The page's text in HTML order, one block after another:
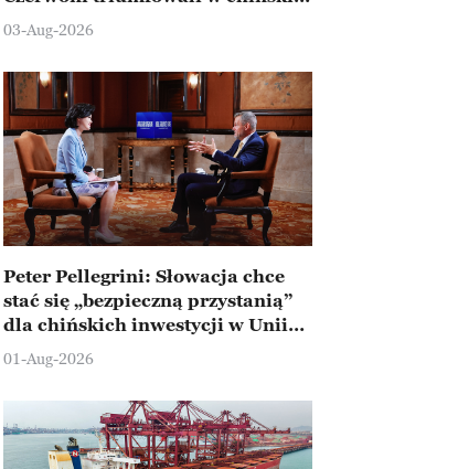
Ningbo
03-Aug-2026
Peter Pellegrini: Słowacja chce
stać się „bezpieczną przystanią”
dla chińskich inwestycji w Unii
Europejskiej
01-Aug-2026